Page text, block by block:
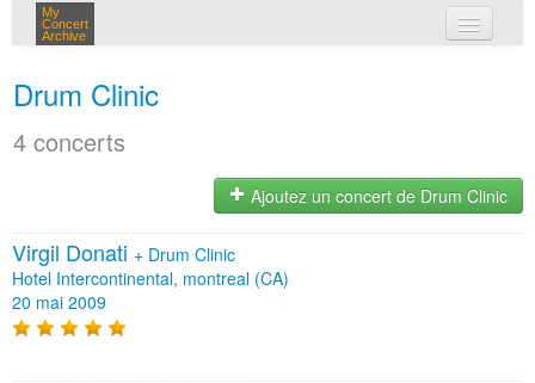
My
Concert
Archive
Drum Clinic
4 concerts
Ajoutez un concert de Drum Clinic
Virgil Donati + Drum Clinic
Hotel Intercontinental, montreal (CA)
20 mai 2009